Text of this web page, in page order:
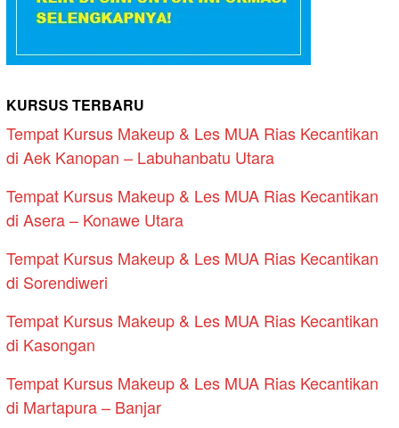
KURSUS TERBARU
Tempat Kursus Makeup & Les MUA Rias Kecantikan
di Aek Kanopan – Labuhanbatu Utara
Tempat Kursus Makeup & Les MUA Rias Kecantikan
di Asera – Konawe Utara
Tempat Kursus Makeup & Les MUA Rias Kecantikan
di Sorendiweri
Tempat Kursus Makeup & Les MUA Rias Kecantikan
di Kasongan
Tempat Kursus Makeup & Les MUA Rias Kecantikan
di Martapura – Banjar